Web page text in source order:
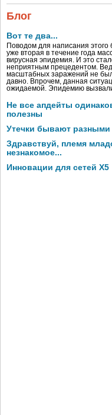
Блог
Вот те два...
Поводом для написания этого
уже вторая в течение года
вирусная эпидемия. И это
неприятным прецедентом.
масштабных заражений не
давно. Впрочем, данная
ожидаемой. Эпидемию
Не все апдейты
полезны
Утечки бывают разными
Здравствуй, племя
незнакомое...
Инновации для сетей X5